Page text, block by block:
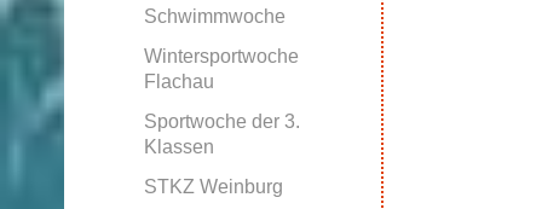
Schwimmwoche
Wintersportwoche
Flachau
Sportwoche der 3.
Klassen
STKZ Weinburg